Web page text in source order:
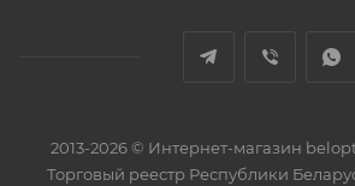
2013-2026 © Интернет-магазин
Торговый реестр Республики